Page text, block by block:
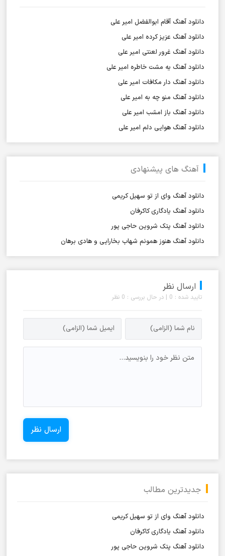
دانلود آهنگ آقام ابوالفضل امیر علی
دانلود آهنگ عزیز کرده امیر علی
دانلود آهنگ غرور لعنتی امیر علی
دانلود آهنگ یه مشت خاطره امیر علی
دانلود آهنگ دار مکافات امیر علی
دانلود آهنگ منو چه به امیر علی
دانلود آهنگ باز امشب امیر علی
دانلود آهنگ هوایی دلم امیر علی
آهنگ های پیشنهادی
دانلود آهنگ وای از تو سهیل کریمی
دانلود آهنگ یادگاری کاکرفان
دانلود آهنگ پتک شروین حاجی پور
دانلود آهنگ هنوز همونم شهاب بخارایی و هادی برهان
ارسال نظر
تایید شده : 0 | در حال بررسی : 0 نظر
جدیدترین مطالب
دانلود آهنگ وای از تو سهیل کریمی
دانلود آهنگ یادگاری کاکرفان
دانلود آهنگ پتک شروین حاجی پور